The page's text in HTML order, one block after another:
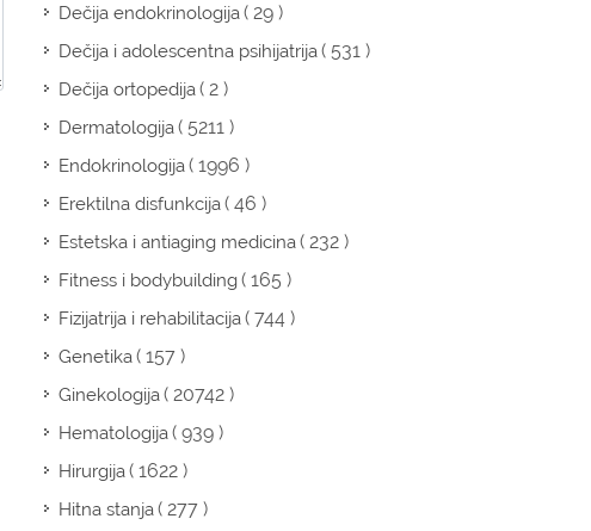
Dečija endokrinologija( 29 )
Dečija i adolescentna psihijatrija( 531 )
Dečija ortopedija( 2 )
Dermatologija( 5211 )
Endokrinologija( 1996 )
Erektilna disfunkcija( 46 )
Estetska i antiaging medicina( 232 )
Fitness i bodybuilding( 165 )
Fizijatrija i rehabilitacija( 744 )
Genetika( 157 )
Ginekologija( 20742 )
Hematologija( 939 )
Hirurgija( 1622 )
Hitna stanja( 277 )